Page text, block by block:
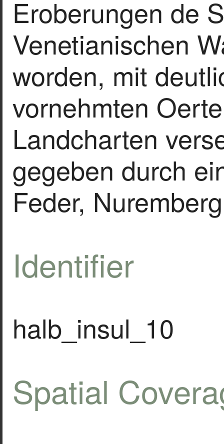
Eroberungen de
Venetianischen
worden, mit
vornehmten
Landcharten
gegeben durch
Feder,
Identifier
halb_insul_10
Spatial